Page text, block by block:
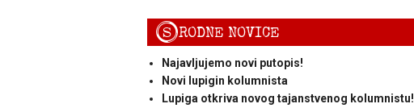
SRODNE NOVICE
Najavljujemo novi putopis!
Novi lupigin kolumnista
Lupiga otkriva novog tajanstvenog kolumnistu!